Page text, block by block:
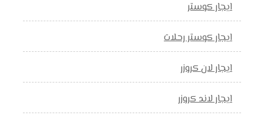
ايجار كوستر
ايجار كوستر رحلات
ايجار لان كروزر
ايجار لاند كروزر